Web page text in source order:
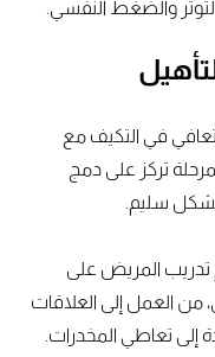
والضغط النفسي.
في التكيف مع
تركز على دمج
سليم.
المريض على
من العمل إلى العلاقات
إلى تعاطي المخدرات.